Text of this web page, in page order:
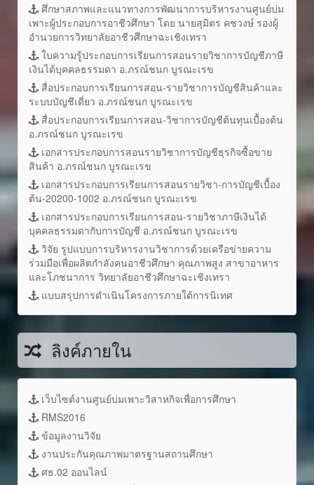
ศึกษาสภาพและแนวทางการพัฒนาการบริหารงานศูนย์บ่ม
เพาะผู้ประกอบการอาชีวศึกษา โดย นายสุมิตร คชวงษ์ รองผู้
อำนวยการวิทยาลัยอาชีวศึกษาฉะเชิงเทรา
ใบความรู้ประกอบการเรียนการสอนรายวิชาการบัญชีภาษี
เงินได้บุคคลธรรมดา อ.ภรณ์ชนก บูรณะเรข
สื่อประกอบการเรียนการสอน-รายวิชาการบัญชีสินค้าและ
ระบบบัญชีเดี่ยว อ.ภรณ์ชนก บูรณะเรข
สื่อประกอบการเรียนการสอน-วิชาการบัญชีต้นทุนเบื้องต้น
อ.ภรณ์ชนก บูรณะเรข
เอกสารประกอบการสอนรายวิชาการบัญชีธุรกิจซื้อขาย
สินค้า อ.ภรณ์ชนก บูรณะเรข
เอกสารประกอบการเรียนการสอนรายวิชา-การบัญชีเบื้อง
ต้น-20200-1002 อ.ภรณ์ชนก บูรณะเรข
เอกสารประกอบการเรียนการสอน-รายวิชาภาษีเงินได้
บุคคลธรรมดากับการบัญชี อ.ภรณ์ชนก บูรณะเรข
วิจัย รูปแบบการบริหารงานวิชาการด้วยเครือข่ายความ
ร่วมมือเพื่อผลิตกำลังคนอาชีวศึกษา คุณภาพสูง สาขาอาหาร
และโภชนาการ วิทยาลัยอาชีวศึกษาฉะเชิงเทรา
แบบสรุปการดำเนินโครงการภายใต้การนิเทศ
ลิงค์ภายใน
เว็บไซต์งานศูนย์บ่มเพาะวิสาหกิจเพื่อการศึกษา
RMS2016
ข้อมูลงานวิจัย
งานประกันคุณภาพมาตรฐานสถานศึกษา
ศธ.02 ออนไลน์